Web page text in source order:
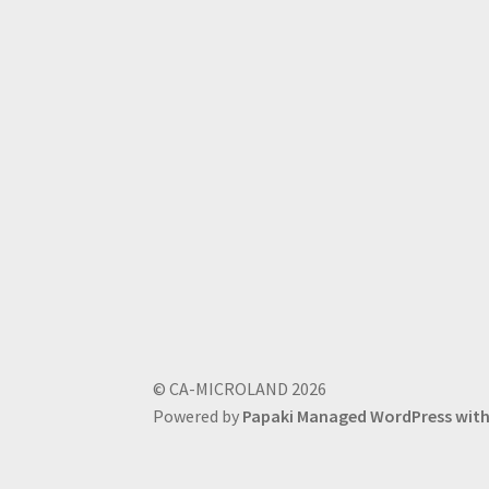
© CA-MICROLAND 2026
Powered by Papaki Managed WordPress